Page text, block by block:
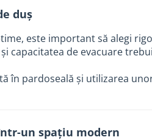
duș
este important să alegi
capacitatea de evacuare
în pardoseală și utilizarea
un spațiu modern